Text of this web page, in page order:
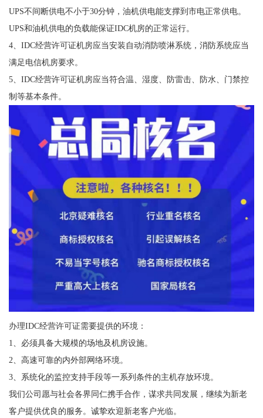
UPS不间断供电不小于30分钟，油机供电能支撑到市电正常供电。
UPS和油机供电的负载能保证IDC机房的正常运行。
4、IDC经营许可证机房应当安装自动消防喷淋系统，消防系统应当
满足电信机房要求。
5、IDC经营许可证机房应当符合温、湿度、防雷击、防水、门禁控
制等基本条件。
办理IDC经营许可证需要提供的环境：
1、必须具备大规模的场地及机房设施。
2、高速可靠的内外部网络环境。
3、系统化的监控支持手段等一系列条件的主机存放环境。
我们公司愿与社会各界同仁携手合作，谋求共同发展，继续为新老
客户提供优良的服务。诚挚欢迎新老客户光临。